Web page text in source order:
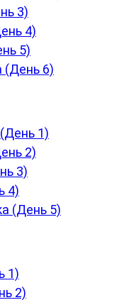
3)
4)
5)
(День 6)
1)
2)
3)
4)
(День 5)
1)
2)